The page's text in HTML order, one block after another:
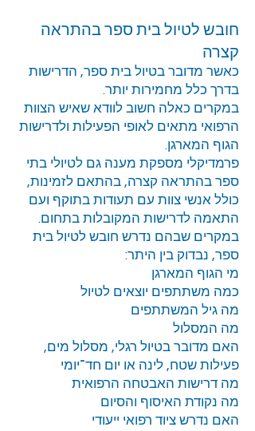
חובש לטיול בית ספר בהתראה
קצרה
כאשר מדובר בטיול בית ספר, הדרישות
בדרך כלל מחמירות יותר.
במקרים כאלה חשוב לוודא שאיש הצוות
הרפואי מתאים לאופי הפעילות ולדרישות
הגוף המארגן.
פרמדיקלי מספקת מענה גם לטיולי בתי
ספר בהתראה קצרה, בהתאם לזמינות,
כולל אנשי צוות עם תעודות בתוקף ועם
התאמה לדרישות המקובלות בתחום.
במקרים שבהם נדרש חובש לטיול בית
ספר, נבדוק בין היתר:
מי הגוף המארגן
כמה משתתפים יוצאים לטיול
מה גיל המשתתפים
מה המסלול
האם מדובר בטיול רגלי, מסלול מים,
פעילות שטח, לינה או יום חד־יומי
מה דרישות האבטחה הרפואית
מה נקודת האיסוף והסיום
האם נדרש ציוד רפואי ייעודי